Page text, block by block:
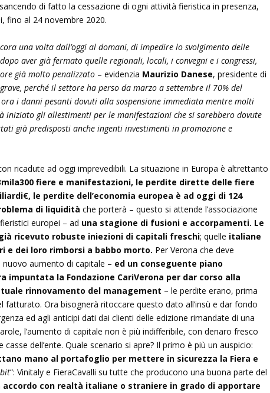
di fatto la cessazione di ogni attività fieristica in presenza,
fino al 24 novembre 2020.
una volta dall’oggi al domani, di impedire lo svolgimento delle
aver già fermato quelle regionali, locali, i convegni e i congressi,
già molto penalizzato– evidenzia Maurizio Danese, presidente di
perché il settore ha perso da marzo a settembre il 70% del
i danni pesanti dovuti alla sospensione immediata mentre molti
iniziato gli allestimenti per le manifestazioni che si sarebbero dovute
già predisposti anche ingenti investimenti in promozione e
ricadute ad oggi imprevedibili. La situazione in Europa è altrettanto
fiere e manifestazioni, le perdite dirette delle fiere
le perdite dell’economia europea è ad oggi di 124
di liquidità che porterà – questo si attende l’associazione
europei – ad una stagione di fusioni e accorpamenti. Le
ricevuto robuste iniezioni di capitali freschi; quelle italiane
e dei loro rimborsi a babbo morto. Per Verona che deve
aumento di capitale – ed un conseguente piano
impuntata la Fondazione CariVerona per dar corso alla
rinnovamento del management – le perdite erano, prima
fatturato. Ora bisognerà ritoccare questo dato all’insù e dar fondo
ed agli anticipi dati dai clienti delle edizione rimandate di una
l’aumento di capitale non è più indifferibile, con denaro fresco
dell’ente. Quale scenario si apre? Il primo è più un auspicio:
mano al portafoglio per mettere in sicurezza la Fiera e
“: Vinitaly e FieraCavalli su tutte che producono una buona parte del
accordo con realtà italiane o straniere in grado di apportare